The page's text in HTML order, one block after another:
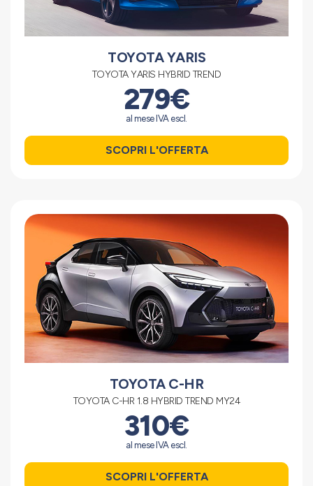
TOYOTA YARIS
TOYOTA YARIS HYBRID TREND
279€
al mese IVA escl.
SCOPRI L'OFFERTA
TOYOTA C-HR
TOYOTA C-HR 1.8 HYBRID TREND MY24
310€
al mese IVA escl.
SCOPRI L'OFFERTA